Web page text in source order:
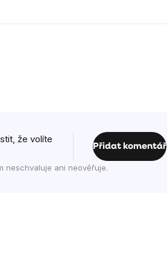
že volíte
Přidat komentář
neschvaluje ani neověřuje.